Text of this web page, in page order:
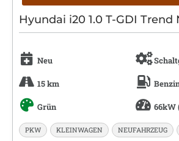
Neu
15 km
Grün 66kW
PKW KLEINWAGEN NEUFAHRZEUG